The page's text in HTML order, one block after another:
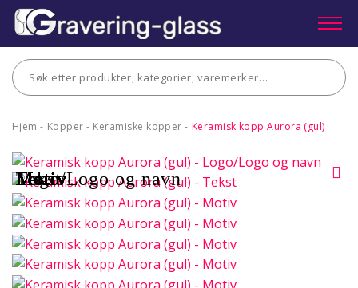
Hjem - Kopper - Keramiske kopper - Keramisk kopp Aurora (gul)
Logo/Logo og navn
Tekst
Motiv
Motiv
Motiv
Motiv
Motiv
Motiv
Motiv
Motiv
Motiv
Motiv
Motiv
Motiv
Motiv
Motiv
Motiv
Motiv
Motiv
Motiv
Motiv